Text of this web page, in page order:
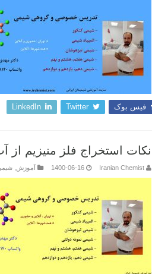
فیس بوک Twitter
LinkedIn
نکات استخراج فلز منیزیم
Iranian Chemist
1400-06-16 آموزش ,